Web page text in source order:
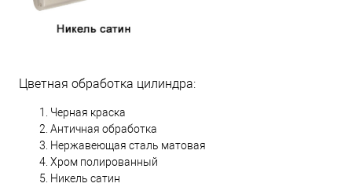
Цветная обработка цилиндра:
Черная краска
Античная обработка
Нержавеющая сталь матовая
Хром полированный
Никель сатин